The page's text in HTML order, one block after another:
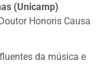
(Unicamp)
Honoris Causa
da música e